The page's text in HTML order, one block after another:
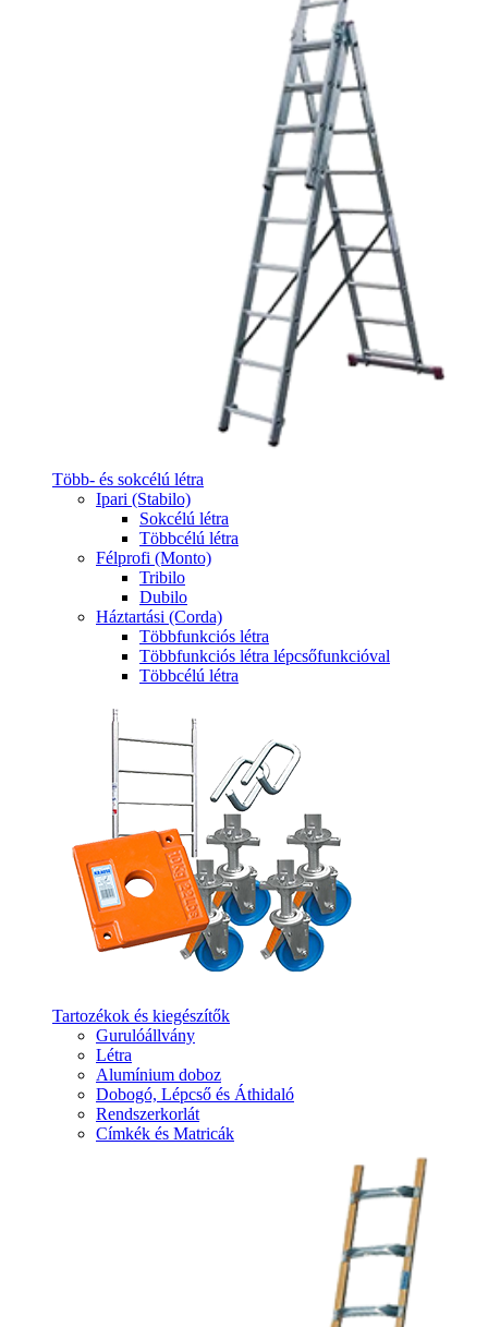
Több- és sokcélú létra
Ipari (Stabilo)
Sokcélú létra
Többcélú létra
Félprofi (Monto)
Tribilo
Dubilo
Háztartási (Corda)
Többfunkciós létra
Többfunkciós létra lépcsőfunkcióval
Többcélú létra
Tartozékok és kiegészítők
Gurulóállvány
Létra
Alumínium doboz
Dobogó, Lépcső és Áthidaló
Rendszerkorlát
Címkék és Matricák